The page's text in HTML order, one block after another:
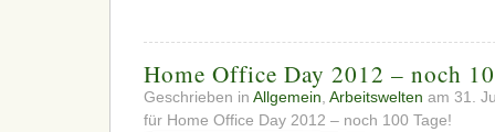
Home Office Day 2012 – noch
Geschrieben in Allgemein, Arbeitswelten am 31.
für Home Office Day 2012 – noch 100 Tage!